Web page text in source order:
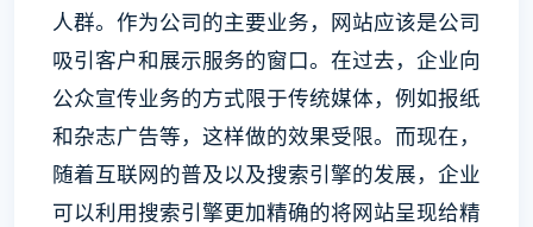
人群。作为公司的主要业务，网站应该是公司
吸引客户和展示服务的窗口。在过去，企业向
公众宣传业务的方式限于传统媒体，例如报纸
和杂志广告等，这样做的效果受限。而现在，
随着互联网的普及以及搜索引擎的发展，企业
可以利用搜索引擎更加精确的将网站呈现给精